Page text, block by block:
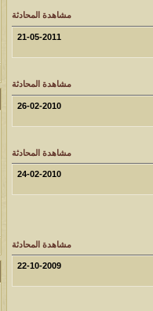
مشاهدة المحادثة
21-05-2011
مشاهدة المحادثة
26-02-2010
مشاهدة المحادثة
24-02-2010
مشاهدة المحادثة
22-10-2009